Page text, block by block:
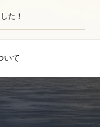
た！
いて